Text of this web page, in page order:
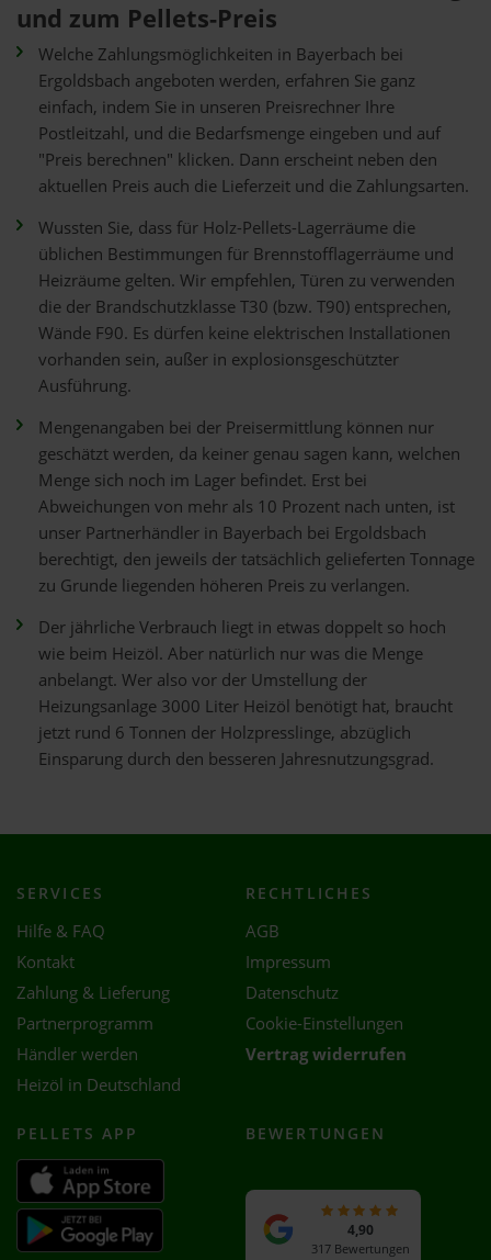
und zum Pellets-Preis
Welche Zahlungsmöglichkeiten in Bayerbach bei
Ergoldsbach angeboten werden, erfahren Sie ganz
einfach, indem Sie in unseren Preisrechner Ihre
Postleitzahl, und die Bedarfsmenge eingeben und auf
"Preis berechnen" klicken. Dann erscheint neben den
aktuellen Preis auch die Lieferzeit und die Zahlungsarten.
Wussten Sie, dass für Holz-Pellets-Lagerräume die
üblichen Bestimmungen für Brennstofflagerräume und
Heizräume gelten. Wir empfehlen, Türen zu verwenden
die der Brandschutzklasse T30 (bzw. T90) entsprechen,
Wände F90. Es dürfen keine elektrischen Installationen
vorhanden sein, außer in explosionsgeschützter
Ausführung.
Mengenangaben bei der Preisermittlung können nur
geschätzt werden, da keiner genau sagen kann, welchen
Menge sich noch im Lager befindet. Erst bei
Abweichungen von mehr als 10 Prozent nach unten, ist
unser Partnerhändler in Bayerbach bei Ergoldsbach
berechtigt, den jeweils der tatsächlich gelieferten Tonnage
zu Grunde liegenden höheren Preis zu verlangen.
Der jährliche Verbrauch liegt in etwas doppelt so hoch
wie beim Heizöl. Aber natürlich nur was die Menge
anbelangt. Wer also vor der Umstellung der
Heizungsanlage 3000 Liter Heizöl benötigt hat, braucht
jetzt rund 6 Tonnen der Holzpresslinge, abzüglich
Einsparung durch den besseren Jahresnutzungsgrad.
SERVICES
Hilfe & FAQ
Kontakt
Zahlung & Lieferung
Partnerprogramm
Händler werden
Heizöl in Deutschland
RECHTLICHES
AGB
Impressum
Datenschutz
Cookie-Einstellungen
Vertrag widerrufen
PELLETS APP BEWERTUNGEN
4,90
317 Bewertungen